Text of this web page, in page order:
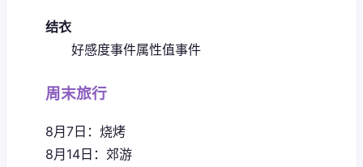
结衣
好感度事件属性值事件
周末旅行
8月7日：烧烤
8月14日：郊游